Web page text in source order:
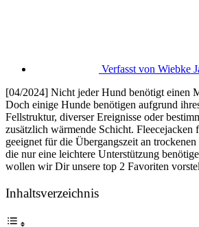
Verfasst von Wiebke
[04/2024] Nicht jeder Hund benötigt einen
Doch einige Hunde benötigen aufgrund
Fellstruktur, diverser Ereignisse oder
zusätzlich wärmende Schicht. Fleecejacken
geeignet für die Übergangszeit an
die nur eine leichtere Unterstützung
wollen wir Dir unsere top 2 Favoriten
Inhaltsverzeichnis